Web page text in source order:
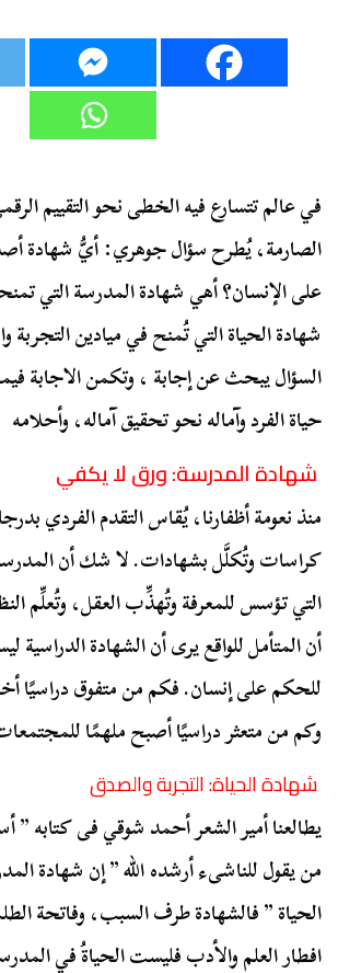
في عالم تتسارع فيه الخطى نحو التقييم
الصارمة، يُطرح سؤال جوهري: أيُّ شهادة
على الإنسان؟ أهي شهادة المدرسة التي
شهادة الحياة التي تُمنح في ميادين
السؤال يبحث عن إجابة ، وتكمن الاجابة
حياة الفرد وآماله نحو تحقيق آماله، وأحلامه
شهادة المدرسة: ورق لا يكفي
منذ نعومة أظفارنا، يُقاس التقدم الفردي
كراسات وتُكلَّل بشهادات. لا شك أن
التي تؤسس للمعرفة وتُهذِّب العقل، وتُعلِّم
أن المتأمل للواقع يرى أن الشهادة الدراسية
للحكم على إنسان. فكم من متفوق دراسيًا
وكم من متعثر دراسيًا أصبح ملهمًا
شهادة الحياة: التجربة والصدق
يطالعنا أمير الشعر أحمد شوقي فى كتابه ”
من يقول للناشىء أرشده الله ” إن شهادة
الحياة ” فالشهادة طرف السبب، وفاتحة
افطار العلم والأدب فليست الحياةُ في